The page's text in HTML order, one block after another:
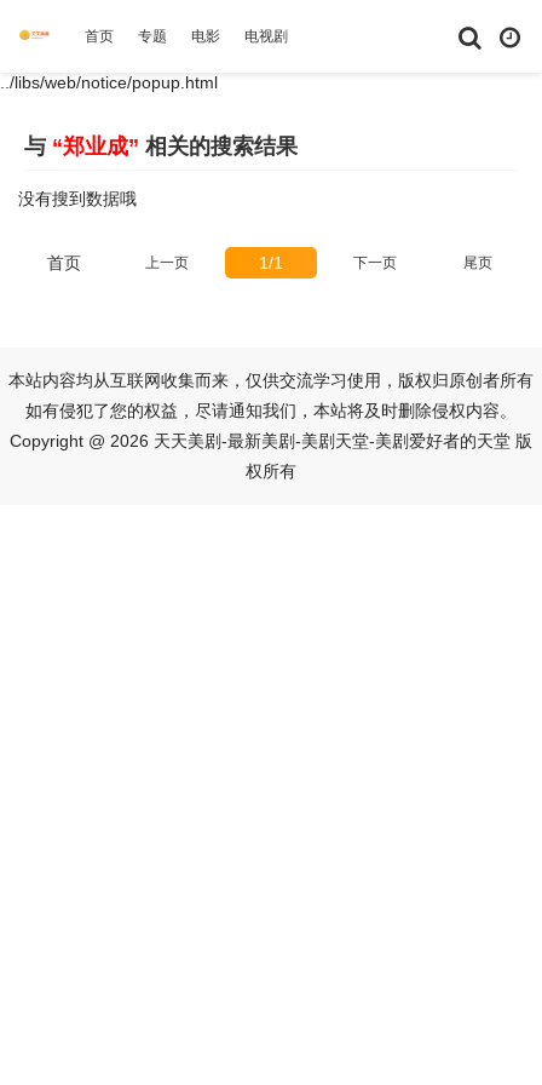
首页 专题 电影 电视剧 短剧大全 体育
../libs/web/notice/popup.html
与 “郑业成” 相关的搜索结果
没有搜到数据哦
首页 上一页 1/1 下一页 尾页
本站内容均从互联网收集而来，仅供交流学习使用，版权归原创者所有
如有侵犯了您的权益，尽请通知我们，本站将及时删除侵权内容。
Copyright @ 2026 天天美剧-最新美剧-美剧天堂-美剧爱好者的天堂 版
权所有